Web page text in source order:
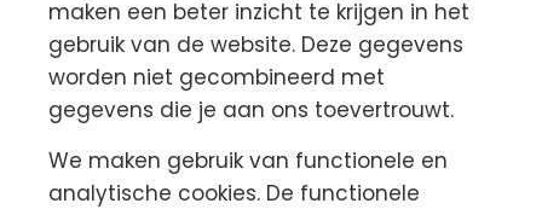
maken een beter inzicht te krijgen in het
gebruik van de website. Deze gegevens
worden niet gecombineerd met
gegevens die je aan ons toevertrouwt.
We maken gebruik van functionele en
analytische cookies. De functionele